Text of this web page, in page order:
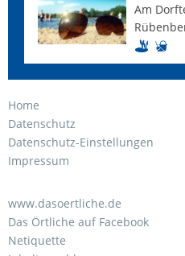
Am
Home
Datenschutz
Datenschutz-Einstellungen
Impressum
www.dasoertliche.de
Das Örtliche auf Facebook
Netiquette